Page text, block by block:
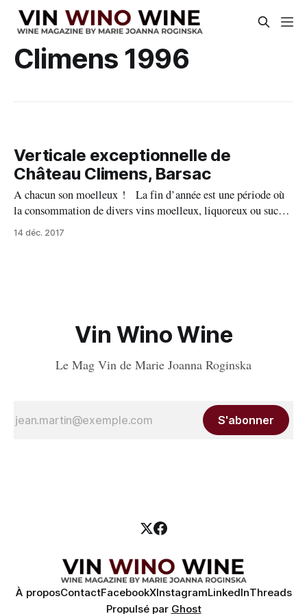
Climens 1996
Verticale exceptionnelle de
Château Climens, Barsac
A chacun son moelleux ! La fin d’année est une période où
la consommation de divers vins moelleux, liquoreux ou sucrés
bat son plein. De ce fait, j’ai décidé partager avec vous une
14 déc. 2017
Vin Wino Wine
Le Mag Vin de Marie Joanna Roginska
S'abonner
À proposContactFacebookXInstagramLinkedInThreads
Propulsé par Ghost